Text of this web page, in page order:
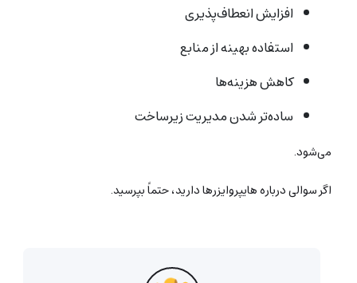
افزایش انعطاف‌پذیری
استفاده بهینه از منابع
کاهش هزینه‌ها
ساده‌تر شدن مدیریت زیرساخت
می‌شود.
اگر سوالی درباره هایپروایزرها دارید، حتماً بپرسید.